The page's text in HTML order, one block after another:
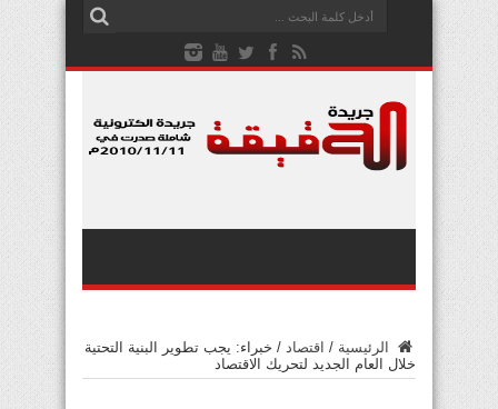
الرئيسية / اقتصاد / خبراء: يجب تطوير البنية التحتية
خلال العام الجديد لتحريك الاقتصاد